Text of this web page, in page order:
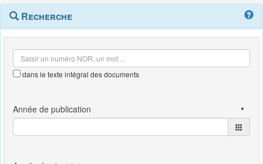
Navigation
outils
Menu
contextuel
Recherche
dans le texte intégral des documents